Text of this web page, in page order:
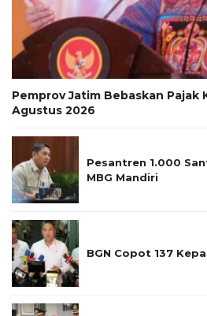
Pemprov Jatim Bebaskan Pajak
Agustus 2026
Pesantren 1.000
MBG Mandiri
BGN Copot 137